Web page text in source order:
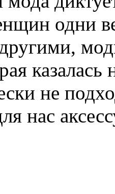
одни
не
нас